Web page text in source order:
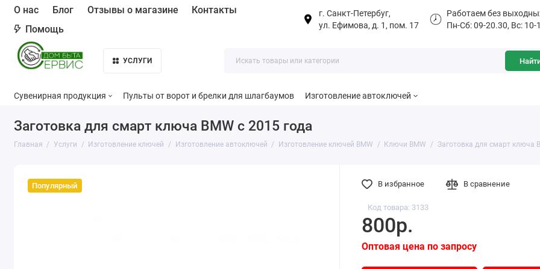
О нас Блог Отзывы о магазине
Контакты
Помощь
г. Санкт-Петербуг,
ул. Ефимова, д. 1, пом. 17
Работаем без
Пн-Сб: 09-20.30, Вс: 10-
УСЛУГИ
Сувенирная продукция Пульты от ворот и брелки для шлагбаумов Изготовление автоключей
Заготовка для смарт ключа BMW c 2015 года
Главная Услуги Изготовление ключей Изготовление автоключей Изготовление ключей BMW Ключи BMW Заготовка для смарт ключа
Популярный
Код товара: 3133
800р.
Оптовая цена по запросу
В избранное В сравнение